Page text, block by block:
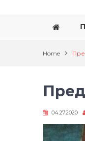
Home
04.27.2020